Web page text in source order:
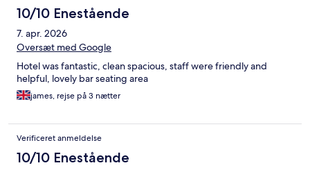
10/10 Enestående
7. apr. 2026
Oversæt med Google
Hotel was fantastic, clean spacious, staff were friendly and
helpful, lovely bar seating area
james, rejse på 3 nætter
Verificeret anmeldelse
10/10 Enestående